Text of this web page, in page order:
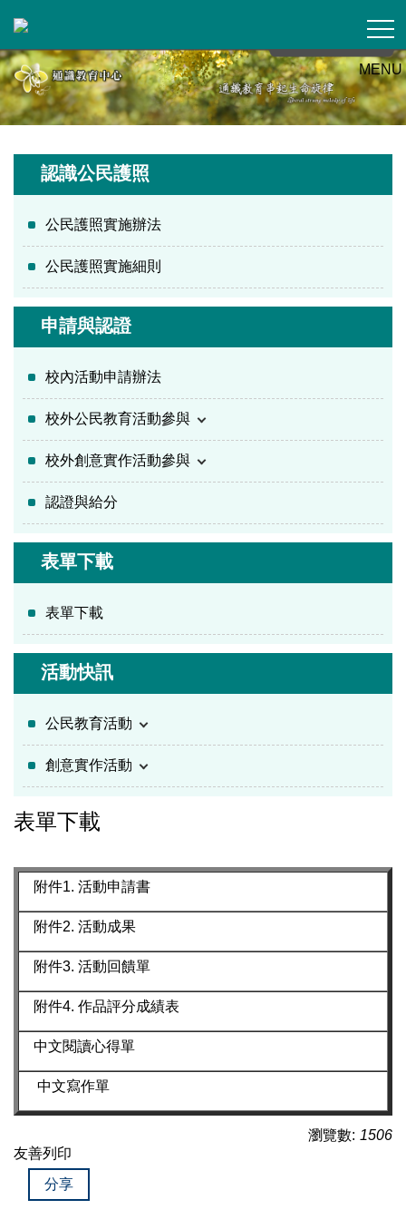
到
主
要
內
容
MENU
認識公民護照
公民護照實施辦法
公民護照實施細則
申請與認證
校內活動申請辦法
校外公民教育活動參與
校外創意實作活動參與
認證與給分
表單下載
表單下載
活動快訊
公民教育活動
創意實作活動
表單下載
附件1. 活動申請書
附件2. 活動成果
附件3. 活動回饋單
附件4. 作品評分成績表
中文閱讀心得單
中文寫作單
瀏覽數: 1506
友善列印
分享